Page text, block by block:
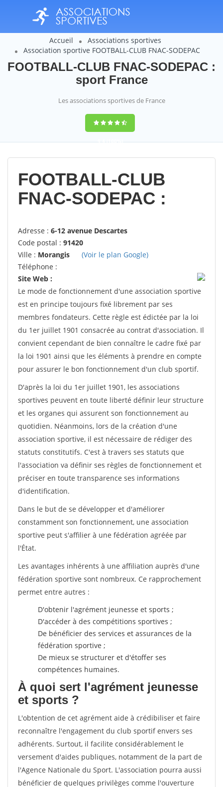
Accueil
Associations sportives
Association sportive FOOTBALL-CLUB FNAC-SODEPAC
FOOTBALL-CLUB FNAC-SODEPAC :
sport France
Les associations sportives de France
9,4(100%)
14358votes
FOOTBALL-CLUB
FNAC-SODEPAC :
Adresse : 6-12 avenue Descartes
Code postal : 91420
Ville : Morangis
(Voir le plan Google)
Téléphone :
Site Web :
Le mode de fonctionnement d'une association sportive
est en principe toujours fixé librement par ses
membres fondateurs. Cette règle est édictée par la loi
du 1er juillet 1901 consacrée au contrat d'association. Il
convient cependant de bien connaître le cadre fixé par
la loi 1901 ainsi que les éléments à prendre en compte
pour assurer le bon fonctionnement d'un club sportif.
D'après la loi du 1er juillet 1901, les associations
sportives peuvent en toute liberté définir leur structure
et les organes qui assurent son fonctionnement au
quotidien. Néanmoins, lors de la création d'une
association sportive, il est nécessaire de rédiger des
statuts constitutifs. C'est à travers ses statuts que
l'association va définir ses règles de fonctionnement et
préciser en toute transparence ses informations
d'identification.
Dans le but de se développer et d'améliorer
constamment son fonctionnement, une association
sportive peut s'affilier à une fédération agréée par
l'État.
Les avantages inhérents à une affiliation auprès d'une
fédération sportive sont nombreux. Ce rapprochement
permet entre autres :
D'obtenir l'agrément jeunesse et sports ;
D'accéder à des compétitions sportives ;
De bénéficier des services et assurances de la
fédération sportive ;
De mieux se structurer et d'étoffer ses
compétences humaines.
À quoi sert l'agrément jeunesse
et sports ?
L'obtention de cet agrément aide à crédibiliser et faire
reconnaître l'engagement du club sportif envers ses
adhérents. Surtout, il facilite considérablement le
versement d'aides publiques, notamment de la part de
l'Agence Nationale du Sport. L'association pourra aussi
bénéficier de quelques privilèges comme l'ouverture